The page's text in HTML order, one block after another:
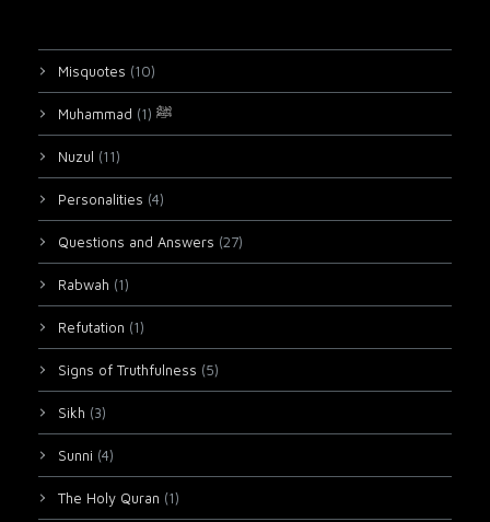
Misquotes (10)
Muhammad ﷺ (1)
Nuzul (11)
Personalities (4)
Questions and Answers (27)
Rabwah (1)
Refutation (1)
Signs of Truthfulness (5)
Sikh (3)
Sunni (4)
The Holy Quran (1)